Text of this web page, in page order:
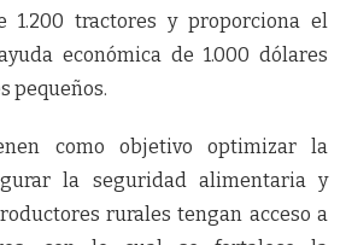
1.200 tractores y proporciona el
económica de 1.000 dólares
pequeños.
como objetivo optimizar la
la seguridad alimentaria y
rurales tengan acceso a